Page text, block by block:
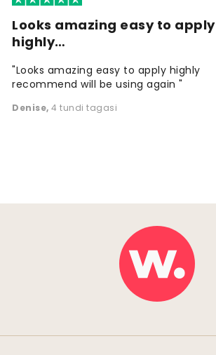
Looks amazing easy to apply
highly…
"Looks amazing easy to apply highly
recommend will be using again "
Denise, 4 tundi tagasi